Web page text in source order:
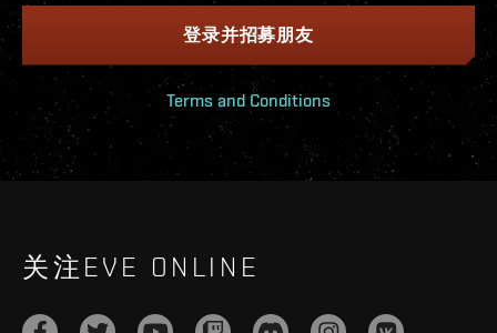
登录并招募朋友
Terms and Conditions
关注EVE ONLINE